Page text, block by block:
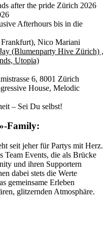
after the pride Zürich 2026
Afterhours bis in die
Nico Mariani
(Blumenparty Hive Zürich) ,
Utopia)
6, 8001 Zürich
House, Melodic
– Sei Du selbst!
Family:
seit jeher für Partys mit Herz.
Events, die als Brücke
und ihren Supportern
dabei stets die Werte
gemeinsame Erleben
glitzernden Atmosphäre.